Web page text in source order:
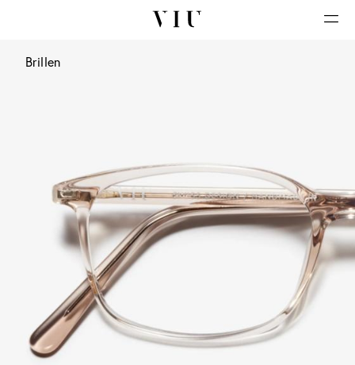
Brillen